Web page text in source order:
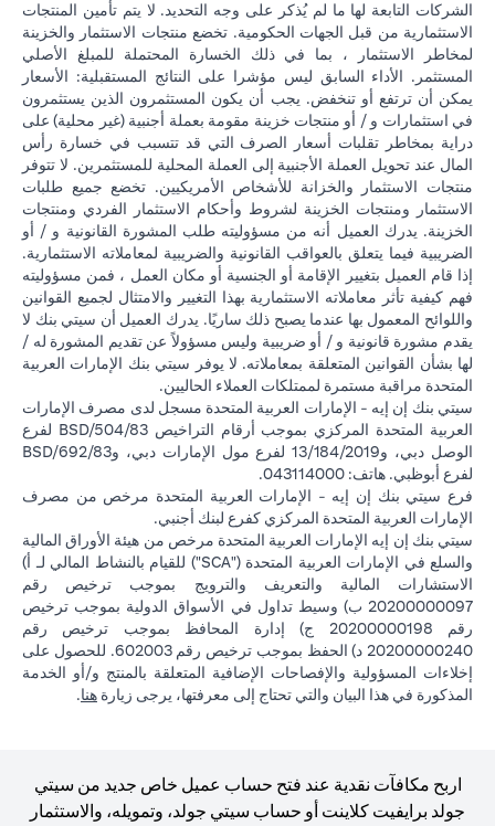
الشركات التابعة لها ما لم يُذكر على وجه التحديد. لا يتم تأمين المنتجات
الاستثمارية من قبل الجهات الحكومية. تخضع منتجات الاستثمار والخزينة
لمخاطر الاستثمار ، بما في ذلك الخسارة المحتملة للمبلغ الأصلي
المستثمر. الأداء السابق ليس مؤشرا على النتائج المستقبلية: الأسعار
يمكن أن ترتفع أو تنخفض. يجب أن يكون المستثمرون الذين يستثمرون
في استثمارات و / أو منتجات خزينة مقومة بعملة أجنبية (غير محلية) على
دراية بمخاطر تقلبات أسعار الصرف التي قد تتسبب في خسارة رأس
المال عند تحويل العملة الأجنبية إلى العملة المحلية للمستثمرين. لا تتوفر
منتجات الاستثمار والخزانة للأشخاص الأمريكيين. تخضع جميع طلبات
الاستثمار ومنتجات الخزينة لشروط وأحكام الاستثمار الفردي ومنتجات
الخزينة. يدرك العميل أنه من مسؤوليته طلب المشورة القانونية و / أو
الضريبية فيما يتعلق بالعواقب القانونية والضريبية لمعاملاته الاستثمارية.
إذا قام العميل بتغيير الإقامة أو الجنسية أو مكان العمل ، فمن مسؤوليته
فهم كيفية تأثر معاملاته الاستثمارية بهذا التغيير والامتثال لجميع القوانين
واللوائح المعمول بها عندما يصبح ذلك ساريًا. يدرك العميل أن سيتي بنك لا
يقدم مشورة قانونية و / أو ضريبية وليس مسؤولاً عن تقديم المشورة له /
لها بشأن القوانين المتعلقة بمعاملاته. لا يوفر سيتي بنك الإمارات العربية
المتحدة مراقبة مستمرة لممتلكات العملاء الحاليين.
سيتي بنك إن إيه - الإمارات العربية المتحدة مسجل لدى مصرف الإمارات
العربية المتحدة المركزي بموجب أرقام التراخيص BSD/504/83 لفرع
الوصل دبي، و13/184/2019 لفرع مول الإمارات دبي، وBSD/692/83
لفرع أبوظبي. هاتف: 043114000.
فرع سيتي بنك إن إيه - الإمارات العربية المتحدة مرخص من مصرف
الإمارات العربية المتحدة المركزي كفرع لبنك أجنبي.
سيتي بنك إن إيه الإمارات العربية المتحدة مرخص من هيئة الأوراق المالية
والسلع في الإمارات العربية المتحدة ("SCA") للقيام بالنشاط المالي لـ أ)
الاستشارات المالية والتعريف والترويج بموجب ترخيص رقم
20200000097 ب) وسيط تداول في الأسواق الدولية بموجب ترخيص
رقم 20200000198 ج) إدارة المحافظ بموجب ترخيص رقم
20200000240 د) الحفظ بموجب ترخيص رقم 602003. للحصول على
إخلاءات المسؤولية والإفصاحات الإضافية المتعلقة بالمنتج و/أو الخدمة
المذكورة في هذا البيان والتي تحتاج إلى معرفتها، يرجى زيارة هنا.
اربح مكافآت نقدية عند فتح حساب عميل خاص جديد من سيتي
جولد برايفيت كلاينت أو حساب سيتي جولد، وتمويله، والاستثمار